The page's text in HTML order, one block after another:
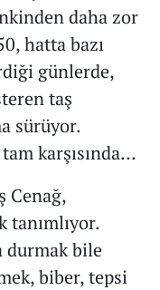
daha zor
hatta bazı
günlerde,
taş
sürüyor.
karşısında…
Cenağ,
tanımlıyor.
durmak bile
biber, tepsi